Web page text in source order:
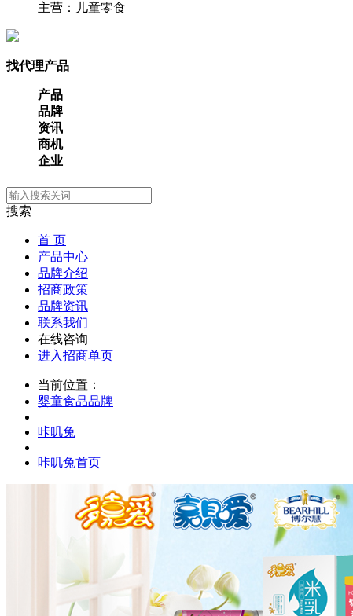
主营：儿童零食
找代理产品
产品
品牌
资讯
商机
企业
搜索
首 页
产品中心
品牌介绍
招商政策
品牌资讯
联系我们
在线咨询
进入招商单页
当前位置：
婴童食品品牌
咔叽兔
咔叽兔首页